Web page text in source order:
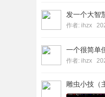
发一个大智
作者: ihzx
一个很简单
作者: ihzx
雕虫小技（